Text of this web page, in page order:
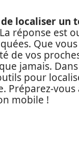
de localiser
La réponse est
Que
de vos
jamais.
pour
Préparez-
mobile !